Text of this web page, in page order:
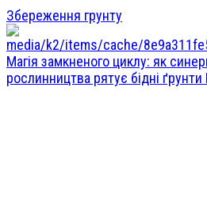
Збереження грунту
Магія замкненого циклу: як
рослинництва рятує бідні